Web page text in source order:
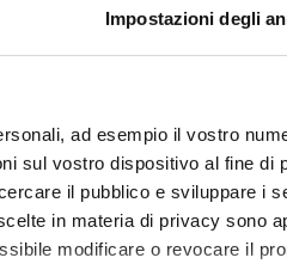
Impostazioni degli
ad esempio il vostro
sul vostro dispositivo al fine di
il pubblico e sviluppare i
in materia di privacy sono
modificare o revocare il